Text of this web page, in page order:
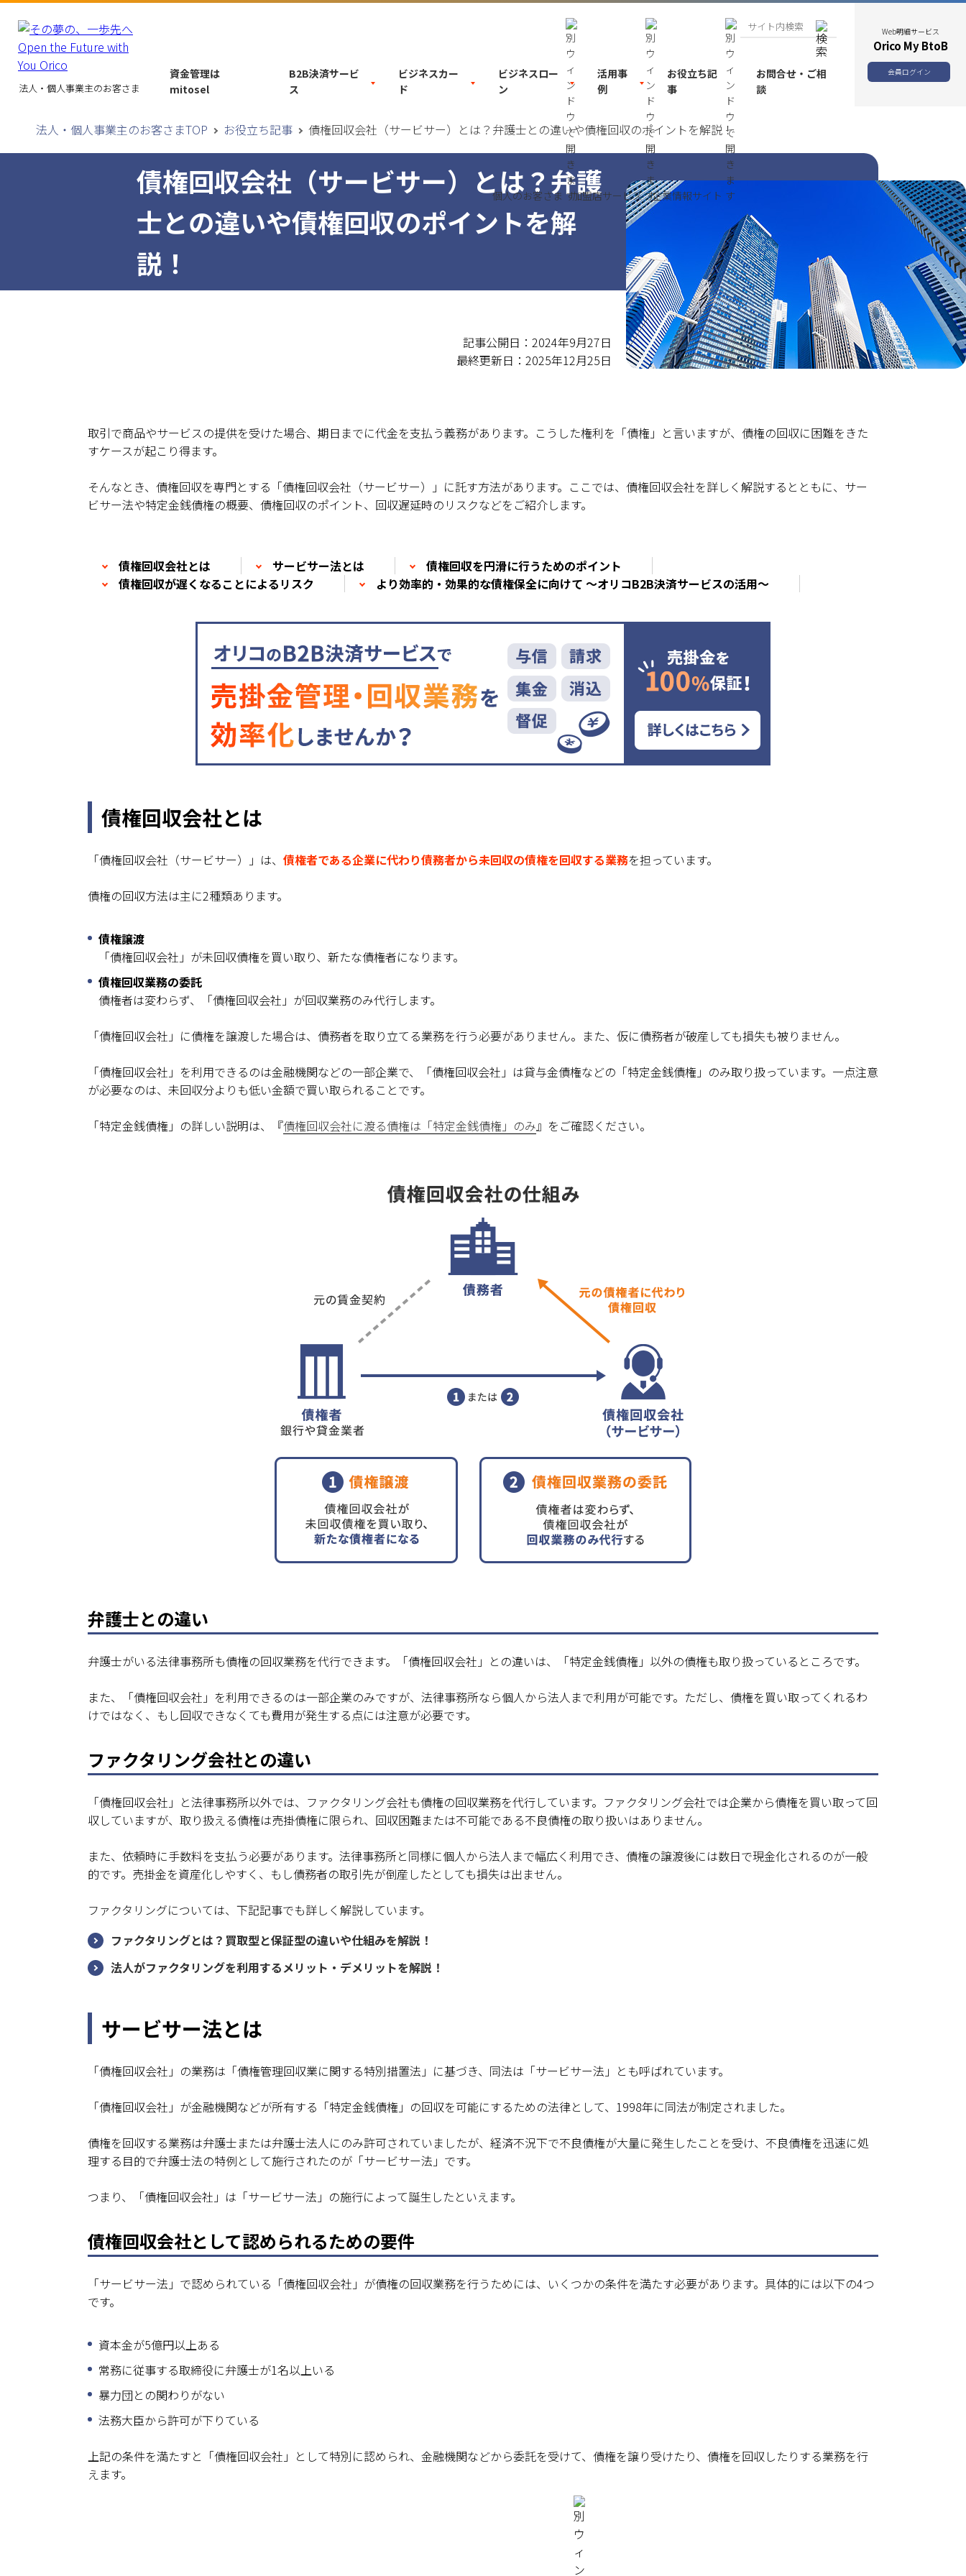
法人・個人事業主のお客さま
資金管理は
mitosel
B2B決済サービ
ス
ビジネスカー
ド
ビジネスロー
ン
活用事
例
お役立ち記
事
お問合せ・ご相
談
個人のお客さま 加盟店サービス 企業情報サイト
Web明細サービス
Orico My BtoB
会員ログイン
法人・個人事業主のお客さまTOP お役立ち記事 債権回収会社（サービサー）とは？弁護士との違いや債権回収のポイントを解説！
債権回収会社（サービサー）とは？弁護
士との違いや債権回収のポイントを解
説！
記事公開日：2024年9月27日
最終更新日：2025年12月25日
取引で商品やサービスの提供を受けた場合、期日までに代金を支払う義務があります。こうした権利を「債権」と言いますが、債権の回収に困難をきた
すケースが起こり得ます。
そんなとき、債権回収を専門とする「債権回収会社（サービサー）」に託す方法があります。ここでは、債権回収会社を詳しく解説するとともに、サー
ビサー法や特定金銭債権の概要、債権回収のポイント、回収遅延時のリスクなどをご紹介します。
債権回収会社とは サービサー法とは
債権回収を円滑に行うためのポイント
債権回収が遅くなることによるリスク
より効率的・効果的な債権保全に向けて ～オリコB2B決済サービスの活用～
債権回収会社とは
「債権回収会社（サービサー）」は、 債権者である企業に代わり債務者から未回収の債権を回収する業務を担っています。
債権の回収方法は主に2種類あります。
債権譲渡
「債権回収会社」が未回収債権を買い取り、新たな債権者になります。
債権回収業務の委託
債権者は変わらず、「債権回収会社」が回収業務のみ代行します。
「債権回収会社」に債権を譲渡した場合は、債務者を取り立てる業務を行う必要がありません。また、仮に債務者が破産しても損失も被りません。
「債権回収会社」を利用できるのは金融機関などの一部企業で、「債権回収会社」は貸与金債権などの「特定金銭債権」のみ取り扱っています。一点注意
が必要なのは、未回収分よりも低い金額で買い取られることです。
「特定金銭債権」の詳しい説明は、『債権回収会社に渡る債権は「特定金銭債権」のみ』をご確認ください。
弁護士との違い
弁護士がいる法律事務所も債権の回収業務を代行できます。「債権回収会社」との違いは、「特定金銭債権」以外の債権も取り扱っているところです。
また、「債権回収会社」を利用できるのは一部企業のみですが、法律事務所なら個人から法人まで利用が可能です。ただし、債権を買い取ってくれるわ
けではなく、もし回収できなくても費用が発生する点には注意が必要です。
ファクタリング会社との違い
「債権回収会社」と法律事務所以外では、ファクタリング会社も債権の回収業務を代行しています。ファクタリング会社では企業から債権を買い取って回
収していますが、取り扱える債権は売掛債権に限られ、回収困難または不可能である不良債権の取り扱いはありません。
また、依頼時に手数料を支払う必要があります。法律事務所と同様に個人から法人まで幅広く利用でき、債権の譲渡後には数日で現金化されるのが一般
的です。売掛金を資産化しやすく、もし債務者の取引先が倒産したとしても損失は出ません。
ファクタリングについては、下記記事でも詳しく解説しています。
ファクタリングとは？買取型と保証型の違いや仕組みを解説！
法人がファクタリングを利用するメリット・デメリットを解説！
サービサー法とは
「債権回収会社」の業務は「債権管理回収業に関する特別措置法」に基づき、同法は「サービサー法」とも呼ばれています。
「債権回収会社」が金融機関などが所有する「特定金銭債権」の回収を可能にするための法律として、1998年に同法が制定されました。
債権を回収する業務は弁護士または弁護士法人にのみ許可されていましたが、経済不況下で不良債権が大量に発生したことを受け、不良債権を迅速に処
理する目的で弁護士法の特例として施行されたのが「サービサー法」です。
つまり、「債権回収会社」は「サービサー法」の施行によって誕生したといえます。
債権回収会社として認められるための要件
「サービサー法」で認められている「債権回収会社」が債権の回収業務を行うためには、いくつかの条件を満たす必要があります。具体的には以下の4つ
です。
資本金が5億円以上ある
常務に従事する取締役に弁護士が1名以上いる
暴力団との関わりがない
法務大臣から許可が下りている
上記の条件を満たすと「債権回収会社」として特別に認められ、金融機関などから委託を受けて、債権を譲り受けたり、債権を回収したりする業務を行
えます。